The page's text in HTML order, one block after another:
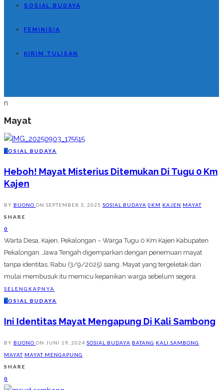
SOSIAL BUDAYA
FEMINISIA
KIRIM TULISAN
n
Mayat
S OSIAL BUDAYA
Heboh! Mayat Misterius Ditemukan Di Tugu 0 Km
Kajen
BY BUONO ON SEPTEMBER 3, 2025 SOSIAL BUDAYA 0KM KAJEN MAYAT
SHARE
0
Warta Desa, Kajen, Pekalongan – Warga Tugu 0 Km Kajen Kabupaten
Pekalongan, Jawa Tengah digemparkan dengan penemuan mayat
tanpa identitas, Rabu (3/9/2025) siang. Mayat yang tergeletak dan
mulai membusuk itu memicu kepanikan warga sebelum segera
SELENGKAPNYA
S OSIAL BUDAYA
Ini Identitas Mayat Mengapung Di Kali Sambong
BY BUONO ON JUNI 19, 2024 SOSIAL BUDAYA BATANG KALI SAMBONG
MAYAT MAYAT MENGAPUNG
SHARE
0